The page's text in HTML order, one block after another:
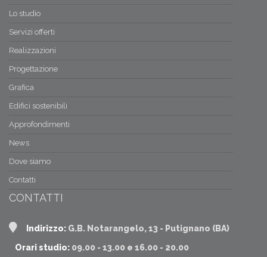
Lo studio
Servizi offerti
Realizzazioni
Progettazione
Grafica
Edifici sostenibili
Approfondimenti
News
Dove siamo
Contatti
CONTATTI
Indirizzo: G.B. Notarangelo, 13 - Putignano (BA)
Orari studio: 09.00 - 13.00 e 16.00 - 20.00